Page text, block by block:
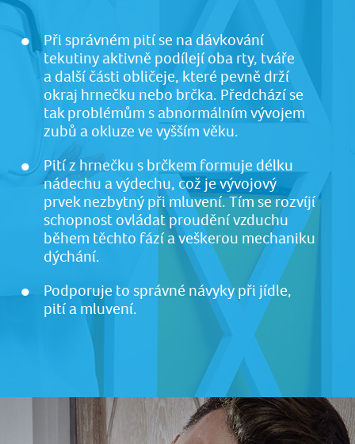
Při správném pití se na dávkování
tekutiny aktivně podílejí oba rty, tváře
a další části obličeje, které pevně drží
okraj hrnečku nebo brčka. Předchází se
tak problémům s abnormálním vývojem
zubů a okluze ve vyšším věku.
Pití z hrnečku s brčkem formuje délku
nádechu a výdechu, což je vývojový
prvek nezbytný při mluvení. Tím se rozvíjí
schopnost ovládat proudění vzduchu
během těchto fází a veškerou mechaniku
dýchání.
Podporuje to správné návyky při jídle,
pití a mluvení.